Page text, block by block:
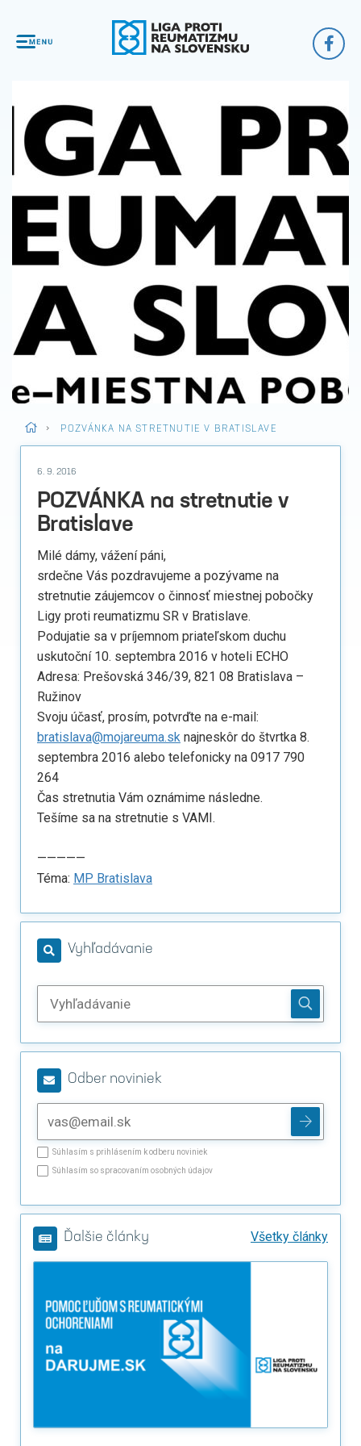
> POZVÁNKA NA STRETNUTIE V BRATISLAVE
6. 9. 2016
POZVÁNKA na stretnutie v
Bratislave
Milé dámy, vážení páni,
srdečne Vás pozdravujeme a pozývame na
stretnutie záujemcov o činnosť miestnej pobočky
Ligy proti reumatizmu SR v Bratislave.
Podujatie sa v príjemnom priateľskom duchu
uskutoční 10. septembra 2016 v hoteli ECHO
Adresa: Prešovská 346/39, 821 08 Bratislava –
Ružinov
Svoju účasť, prosím, potvrďte na e-mail:
bratislava@mojareuma.sk najneskôr do štvrtka 8.
septembra 2016 alebo telefonicky na 0917 790
264
Čas stretnutia Vám oznámime následne.
Tešíme sa na stretnutie s VAMI.
—————
Téma: MP Bratislava
Vyhľadávanie
Odber noviniek
Súhlasím s prihlásením k odberu noviniek
Súhlasím so spracovaním osobných údajov
Ďalšie články Všetky články